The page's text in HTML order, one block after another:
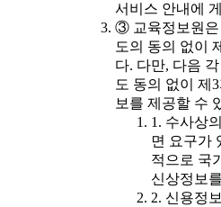
서비스 안내에
③ 교육정보원은
도의 동의 없이
다. 다만, 다음
도 동의 없이 제
보를 제공할 수
1. 수사상
면 요구가
적으로 국
신상정보
2. 신용정